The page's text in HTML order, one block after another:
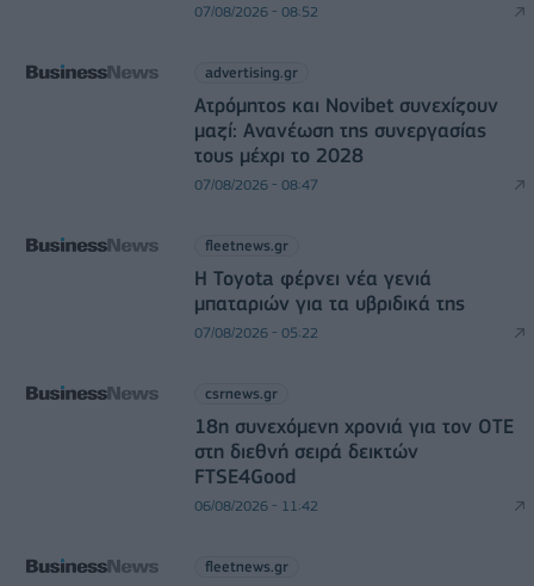
07/08/2026 - 08:52
advertising.gr
Ατρόμητος και Novibet συνεχίζουν
μαζί: Ανανέωση της συνεργασίας
τους μέχρι το 2028
07/08/2026 - 08:47
fleetnews.gr
Η Toyota φέρνει νέα γενιά
μπαταριών για τα υβριδικά της
07/08/2026 - 05:22
csrnews.gr
18η συνεχόμενη χρονιά για τον ΟΤΕ
στη διεθνή σειρά δεικτών
FTSE4Good
06/08/2026 - 11:42
fleetnews.gr